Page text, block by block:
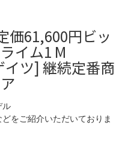
価61,600円ビッ
イム1 M
ツ] 継続定番商
ル
をご紹介いただいておりま